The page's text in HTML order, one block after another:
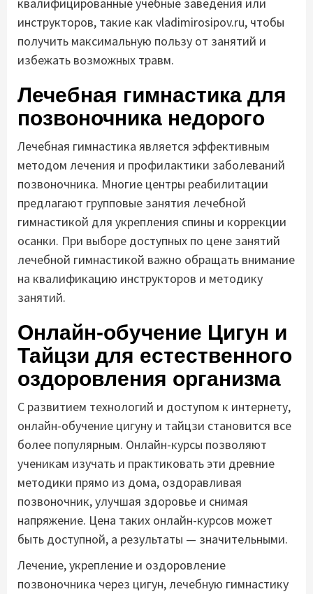
квалифицированные учебные заведения или
инструкторов, такие как vladimirosipov.ru, чтобы
получить максимальную пользу от занятий и
избежать возможных травм.
Лечебная гимнастика для
позвоночника недорого
Лечебная гимнастика является эффективным
методом лечения и профилактики заболеваний
позвоночника. Многие центры реабилитации
предлагают групповые занятия лечебной
гимнастикой для укрепления спины и коррекции
осанки. При выборе доступных по цене занятий
лечебной гимнастикой важно обращать внимание
на квалификацию инструкторов и методику
занятий.
Онлайн-обучение Цигун и
Тайцзи для естественного
оздоровления организма
С развитием технологий и доступом к интернету,
онлайн-обучение цигуну и тайцзи становится все
более популярным. Онлайн-курсы позволяют
ученикам изучать и практиковать эти древние
методики прямо из дома, оздоравливая
позвоночник, улучшая здоровье и снимая
напряжение. Цена таких онлайн-курсов может
быть доступной, а результаты — значительными.
Лечение, укрепление и оздоровление
позвоночника через цигун, лечебную гимнастику